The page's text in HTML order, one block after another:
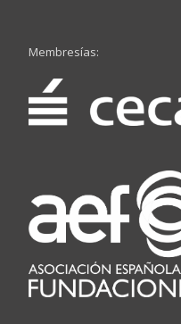
Membresías: